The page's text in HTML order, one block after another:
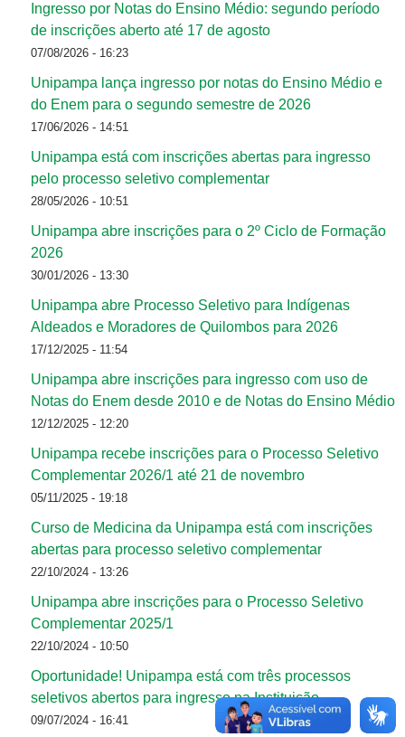
Ingresso por Notas do Ensino Médio: segundo período
de inscrições aberto até 17 de agosto
07/08/2026 - 16:23
Unipampa lança ingresso por notas do Ensino Médio e
do Enem para o segundo semestre de 2026
17/06/2026 - 14:51
Unipampa está com inscrições abertas para ingresso
pelo processo seletivo complementar
28/05/2026 - 10:51
Unipampa abre inscrições para o 2º Ciclo de Formação
2026
30/01/2026 - 13:30
Unipampa abre Processo Seletivo para Indígenas
Aldeados e Moradores de Quilombos para 2026
17/12/2025 - 11:54
Unipampa abre inscrições para ingresso com uso de
Notas do Enem desde 2010 e de Notas do Ensino Médio
12/12/2025 - 12:20
Unipampa recebe inscrições para o Processo Seletivo
Complementar 2026/1 até 21 de novembro
05/11/2025 - 19:18
Curso de Medicina da Unipampa está com inscrições
abertas para processo seletivo complementar
22/10/2024 - 13:26
Unipampa abre inscrições para o Processo Seletivo
Complementar 2025/1
22/10/2024 - 10:50
Oportunidade! Unipampa está com três processos
seletivos abertos para ingresso na Instituição
09/07/2024 - 16:41